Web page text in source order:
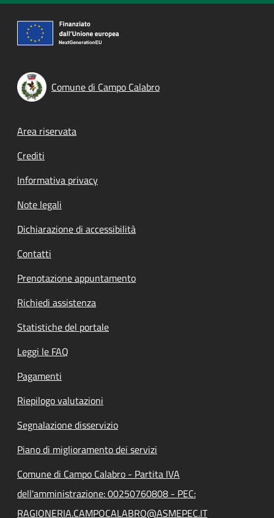
Comune di Campo Calabro
Footer menu
Area riservata
Crediti
Informativa privacy
Note legali
Dichiarazione di accessibilità
Contatti
Prenotazione appuntamento
Richiedi assistenza
Statistiche del portale
Leggi le FAQ
Pagamenti
Riepilogo valutazioni
Segnalazione disservizio
Piano di miglioramento dei servizi
Comune di Campo Calabro - Partita IVA
dell'amministrazione: 00250760808 - PEC:
RAGIONERIA.CAMPOCALABRO@ASMEPEC.IT